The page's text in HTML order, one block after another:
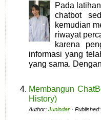
Pada
chatbot
kemudian
riwayat
karena
informasi yang
yang sama.
Membangun
History)
Author: Junindar ·